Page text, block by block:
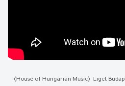
〈House of Hungarian Music〉Liget